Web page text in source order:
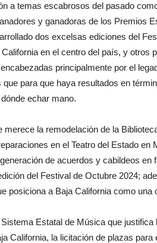
a temas escabrosos del pasado
y ganadoras de los Premios
dos excelsas ediciones del
en el centro del país, y otros
principalmente por el
que para que haya resultados en
echar mano.
merece la remodelación de la
en el Teatro del Estado
de acuerdos y cabildeos
del Festival de Octubre 2024;
posiciona a Baja California como una
Estatal de Música que
California, la licitación de plazas